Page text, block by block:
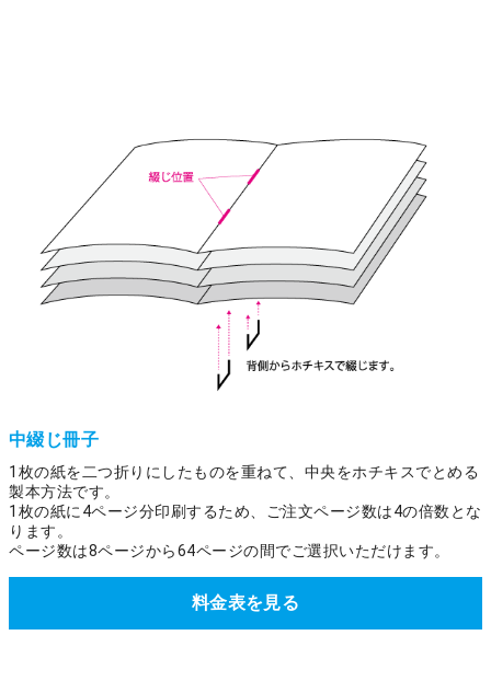
中綴じ冊子
1枚の紙を二つ折りにしたものを重ねて、中央をホチキスでとめる
製本方法です。
1枚の紙に4ページ分印刷するため、ご注文ページ数は4の倍数とな
ります。
ページ数は8ページから64ページの間でご選択いただけます。
料金表を見る